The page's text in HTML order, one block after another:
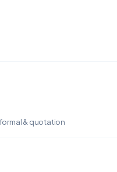
& quotation